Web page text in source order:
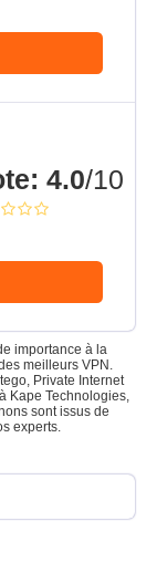
: 4.0/10
importance à la
meilleurs VPN.
Private Internet
Kape Technologies,
sont issus de
experts.